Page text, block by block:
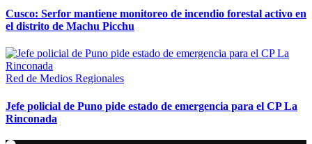
Cusco: Serfor mantiene monitoreo de incendio forestal activo en
el distrito de Machu Picchu
Red de Medios Regionales
Jefe policial de Puno pide estado de emergencia para el CP La
Rinconada